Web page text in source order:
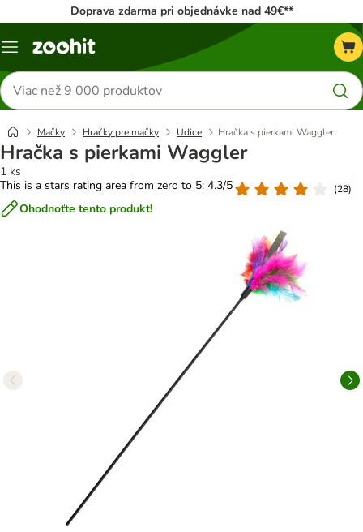
Doprava zdarma pri objednávke nad 49€**
Kategórie
Hľadať
produkty
Mačky Hračky pre mačky Udice Hračka s pierkami Waggler
Hračka s pierkami Waggler
1 ks
This is a stars rating area from zero to 5: 4.3/5
(28)
Ohodnoťte tento produkt!